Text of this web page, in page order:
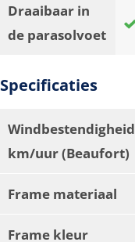
Draaibaar in
de parasolvoet
Specificaties
Windbestendigheid
km/uur (Beaufort)
Frame materiaal
Frame kleur